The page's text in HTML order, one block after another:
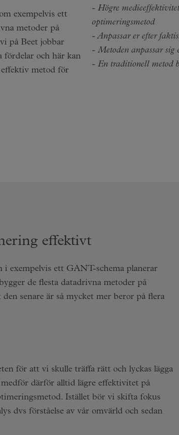
exempelvis ett
metoder på
på Beet jobbar
fördelar och här kan
metod för
- Högre
optimeringsmetod
- Anpassar er efter
- Metoden anpassar sig
- En traditionell metod
effektivt
i exempelvis ett GANT-schema planerar
de flesta datadrivna metoder på
senare är så mycket mer beror på flera
för att vi skulle träffa rätt och lyckas lägga
därför alltid lägre effektivitet på
Istället bör vi skifta fokus
dvs förståelse av vår omvärld och sedan